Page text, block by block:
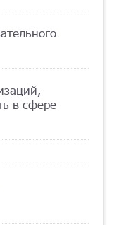
в сфере